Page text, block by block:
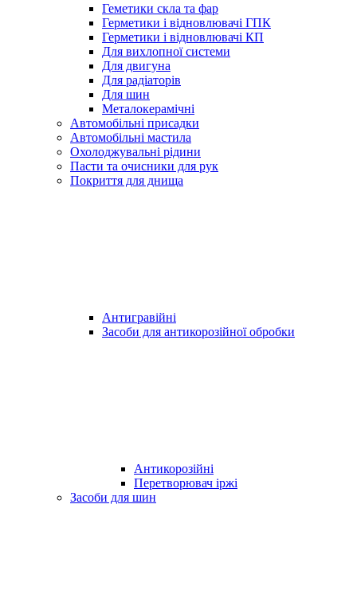
Геметики скла та фар
Герметики і відновлювачі ГПК
Герметики і відновлювачі КП
Для вихлопної системи
Для двигуна
Для радіаторів
Для шин
Металокерамічні
Автомобільні присадки
Автомобільні мастила
Охолоджувальні рідини
Пасти та очисники для рук
Покриття для днища
Антигравійні
Засоби для антикорозійної обробки
Антикорозійні
Перетворювач іржі
Засоби для шин